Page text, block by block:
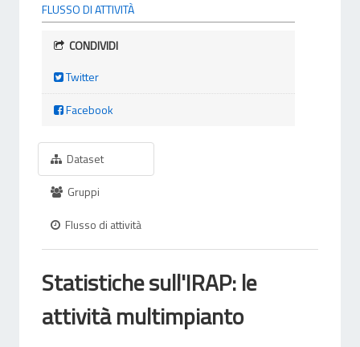
FLUSSO DI ATTIVITÀ
CONDIVIDI
Twitter
Facebook
Dataset
Gruppi
Flusso di attività
Statistiche sull'IRAP: le
attività multimpianto